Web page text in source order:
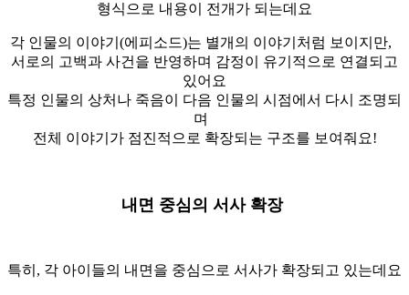
형식으로 내용이 전개가 되는데요
각 인물의 이야기(에피소드)는 별개의 이야기처럼 보이지만,
서로의 고백과 사건을 반영하며 감정이 유기적으로 연결되고
있어요
특정 인물의 상처나 죽음이 다음 인물의 시점에서 다시 조명되
며
전체 이야기가 점진적으로 확장되는 구조를 보여줘요!
내면 중심의 서사 확장
특히, 각 아이들의 내면을 중심으로 서사가 확장되고 있는데요